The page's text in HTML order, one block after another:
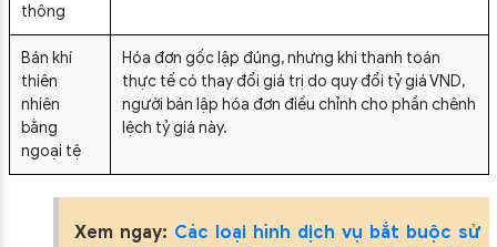
thông
Bán khí
thiên
nhiên
bằng
ngoại tệ
Hóa đơn gốc lập đúng, nhưng khi thanh toán
thực tế có thay đổi giá trị do quy đổi tỷ giá VND,
người bán lập hóa đơn điều chỉnh cho phần chênh
lệch tỷ giá này.
Xem ngay: Các loại hình dịch vụ bắt buộc sử